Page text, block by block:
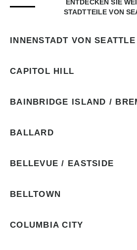
ENTDECKEN SIE
STADTTEILE VON
INNENSTADT VON SEATTLE
CAPITOL HILL
BAINBRIDGE ISLAND /
BALLARD
BELLEVUE / EASTSIDE
BELLTOWN
COLUMBIA CITY